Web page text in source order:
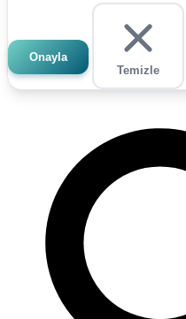
Onayla
Temizle